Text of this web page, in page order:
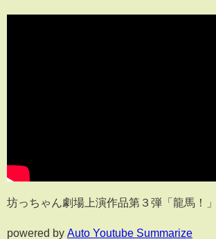
坊っちゃん劇場上演作品第３弾「龍馬！
powered by Auto Youtube Summarize